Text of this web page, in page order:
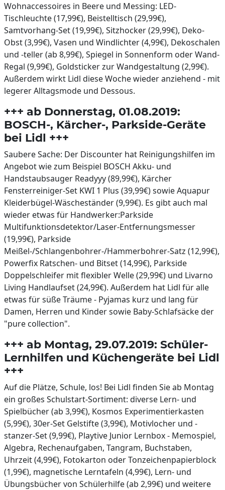
Wohnaccessoires in Beere und Messing: LED-
Tischleuchte (17,99€), Beistelltisch (29,99€),
Samtvorhang-Set (19,99€), Sitzhocker (29,99€), Deko-
Obst (3,99€), Vasen und Windlichter (4,99€), Dekoschalen
und -teller (ab 8,99€), Spiegel in Sonnenform oder Wand-
Regal (9,99€), Goldsticker zur Wandgestaltung (2,99€).
Außerdem wirkt Lidl diese Woche wieder anziehend - mit
legerer Alltagsmode und Dessous.
+++ ab Donnerstag, 01.08.2019:
BOSCH-, Kärcher-, Parkside-Geräte
bei Lidl +++
Saubere Sache: Der Discounter hat Reinigungshilfen im
Angebot wie zum Beispiel BOSCH Akku- und
Handstaubsauger Readyyy (89,99€), Kärcher
Fensterreiniger-Set KWI 1 Plus (39,99€) sowie Aquapur
Kleiderbügel-Wäscheständer (9,99€). Es gibt auch mal
wieder etwas für Handwerker:Parkside
Multifunktionsdetektor/Laser-Entfernungsmesser
(19,99€), Parkside
Meißel-/Schlangenbohrer-/Hammerbohrer-Satz (12,99€),
Powerfix Ratschen- und Bitset (14,99€), Parkside
Doppelschleifer mit flexibler Welle (29,99€) und Livarno
Living Handlaufset (24,99€). Außerdem hat Lidl für alle
etwas für süße Träume - Pyjamas kurz und lang für
Damen, Herren und Kinder sowie Baby-Schlafsäcke der
"pure collection".
+++ ab Montag, 29.07.2019: Schüler-
Lernhilfen und Küchengeräte bei Lidl
+++
Auf die Plätze, Schule, los! Bei Lidl finden Sie ab Montag
ein großes Schulstart-Sortiment: diverse Lern- und
Spielbücher (ab 3,99€), Kosmos Experimentierkasten
(5,99€), 30er-Set Gelstifte (3,99€), Motivlocher und -
stanzer-Set (9,99€), Playtive Junior Lernbox - Memospiel,
Algebra, Rechenaufgaben, Tangram, Buchstaben,
Uhrzeit (4,99€), Fotokarton oder Tonzeichenpapierblock
(1,99€), magnetische Lerntafeln (4,99€), Lern- und
Übungsbücher von Schülerhilfe (ab 2,99€) und weitere